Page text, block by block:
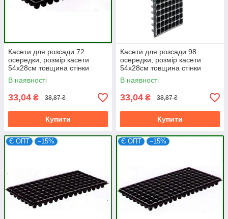
Касети для розсади 72
осередки, розмір касети
54х28см товщина стінки
0,75мм (мін.замовлення
15шт)
В наявності
33,04 ₴ 38,87 ₴
Купити
Касети для розсади 98
осередки, розмір касети
54х28см товщина стінки
0,7мм (мін. замовлення
15шт)
В наявності
33,04 ₴ 38,87 ₴
Купити
Є ОПТ –15% Є ОПТ –15%